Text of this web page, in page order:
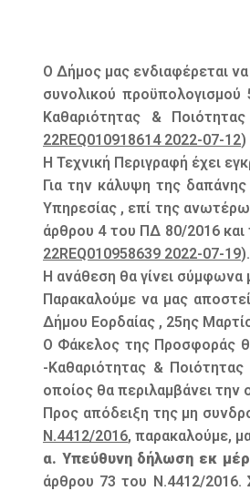
Ο Δήμος μας ενδιαφέρεται
συνολικού
Καθαριότητας &
22REQ010918614 2022-07-12)
Η Τεχνική Περιγραφή έχει
Για την κάλυψη της
Υπηρεσίας , επί της
άρθρου 4 του ΠΔ 80/2016
22REQ010958639 2022-07-19).
Η ανάθεση θα γίνει σύμφωνα
Παρακαλούμε να μας
Δήμου Εορδαίας , 25ης
Ο Φάκελος της Προσφοράς
-Καθαριότητας &
οποίος θα περιλαμβάνει την
Προς απόδειξη της μη
Ν.4412/2016, παρακαλούμε,
α. Υπεύθυνη δήλωση εκ
άρθρου 73 του Ν.4412/